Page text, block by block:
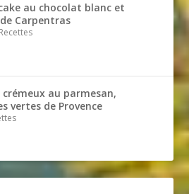
au chocolat blanc et
Carpentras
au parmesan,
vertes de Provence